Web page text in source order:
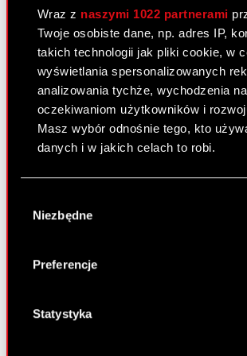
Wraz z naszymi 1022 partnerami
Twoje osobiste dane, np. adres IP,
takich technologii jak pliki cookie, w
wyświetlania spersonalizowanych
analizowania tychże, wychodzenia
oczekiwaniom użytkowników i
Masz wybór odnośnie tego, kto
danych i w jakich celach to robi.
lokalizacji geograficznej z
Identyfikować Twoje
analizując charakteryzującego
palca)
osobiste dane są przetwarzane oraz
zgody
Niezbędne
Preferencje
Statystyka
Raport bieżący nr 86/
31 grudnia 2008
PDF
Zaprzestanie konsolidowania
zależnej
Raport bieżący nr 87/
Raport bieżący nr 85/2008